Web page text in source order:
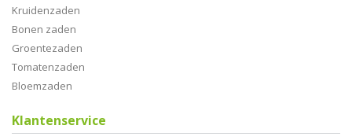
Kruidenzaden
Bonen zaden
Groentezaden
Tomatenzaden
Bloemzaden
Klantenservice